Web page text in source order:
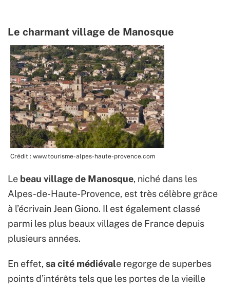
Le charmant village de Manosque
Crédit : www.tourisme-alpes-haute-provence.com
Le beau village de Manosque, niché dans les
Alpes-de-Haute-Provence, est très célèbre grâce
à l’écrivain Jean Giono. Il est également classé
parmi les plus beaux villages de France depuis
plusieurs années.
En effet, sa cité médiévale regorge de superbes
points d’intérêts tels que les portes de la vieille